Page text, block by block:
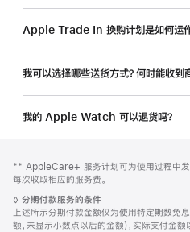
Apple Trade In 换购计划是如何运作
我可以选择哪些送货方式？何时能收到
我的 Apple Watch 可以退货吗？
页
页
脚
脚
注
** AppleCare+ 服务计划可为使用过程中发
每次收取相应的服务费。
脚
注
◊ 分期付款服务的条件
上述所示分期付款金额仅为使用特定期数免
额，未显示小数点以后的金额)，实际支付金